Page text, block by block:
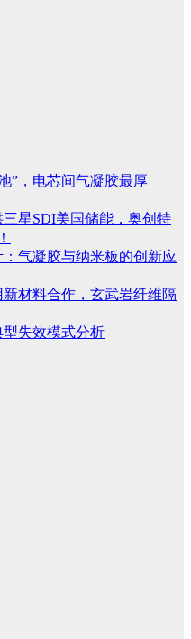
”，电芯间气凝胶最厚
星SDI美国储能，奥创特
气凝胶与纳米板的创新应
材料合作，玄武岩纤维隔
失效模式分析